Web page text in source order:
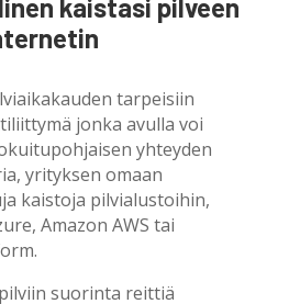
kaistasi pilveen
tarpeisiin
jonka avulla voi
yhteyden
yrityksen omaan
kaistoja pilvialustoihin,
Amazon AWS tai
.
suorinta reittiä